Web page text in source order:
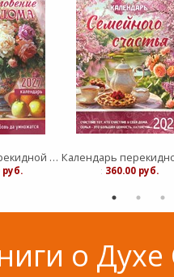
Календарь перекидной "Вдохновение" Благословение дома 25Х35
руб. : 360.00 руб.
о